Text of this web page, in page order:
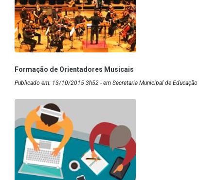
Formação de Orientadores Musicais
Publicado em: 13/10/2015 3h52 - em Secretaria Municipal de Educação